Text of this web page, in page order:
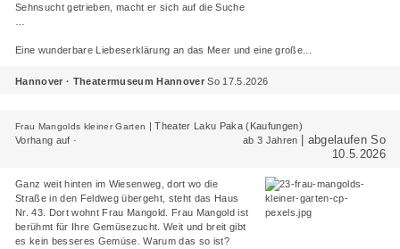
Sehnsucht getrieben, macht er sich auf die Suche
Eine wunderbare Liebeserklärung an das Meer und eine große...
Hannover · Theatermuseum Hannover So 17.5.2026
Frau Mangolds kleiner Garten |Theater Laku Paka (Kaufungen)
Vorhang auf ·
ab 3 Jahren
| abgelaufen So
10.5.2026
Ganz weit hinten im Wiesenweg, dort wo die
Straße in den Feldweg übergeht, steht das Haus
Nr. 43. Dort wohnt Frau Mangold. Frau Mangold ist
berühmt für Ihre Gemüsezucht. Weit und breit gibt
es kein besseres Gemüse. Warum das so ist?